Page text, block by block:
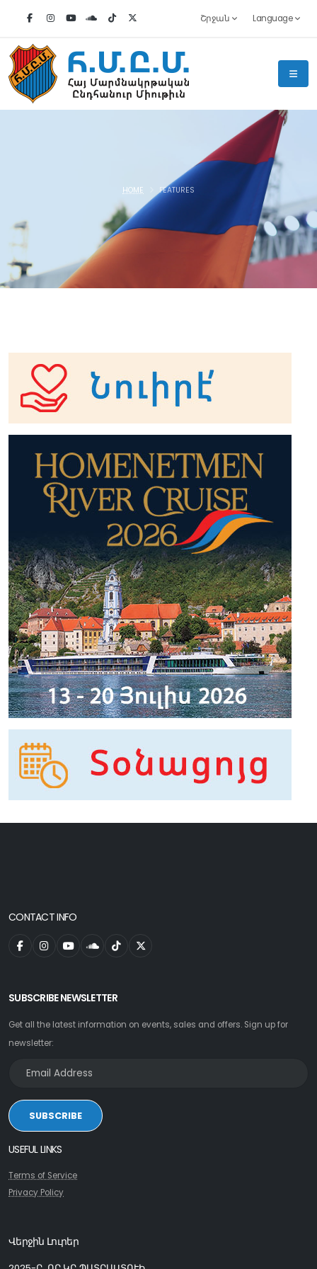
Շրջան Language
HOME FEATURES
CONTACT INFO
SUBSCRIBE NEWSLETTER
Get all the latest information on events, sales and offers. Sign up for
newsletter:
SUBSCRIBE
USEFUL LINKS
Terms of Service
Privacy Policy
Վերջին Լուրեր